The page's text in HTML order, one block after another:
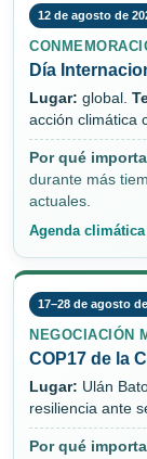
12 de agosto de
Día
Lugar: global.
acción climática
Por qué
durante más
actuales.
Agenda
17–28 de agosto
NEGOCIACIÓN
COP17 de la
Lugar: Ulán
resiliencia ante
Por qué